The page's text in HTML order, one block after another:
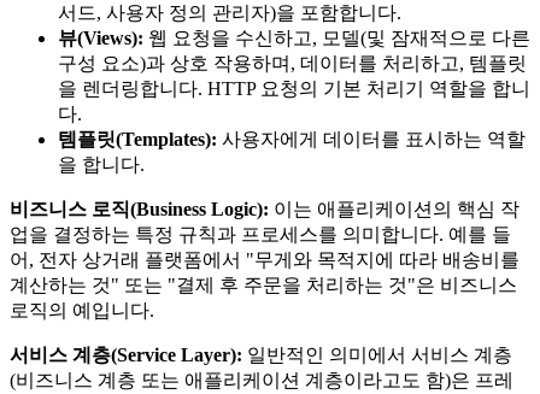
서드, 사용자 정의 관리자)을 포함합니다.
뷰(Views): 웹 요청을 수신하고, 모델(및 잠재적으로 다른
구성 요소)과 상호 작용하며, 데이터를 처리하고, 템플릿
을 렌더링합니다. HTTP 요청의 기본 처리기 역할을 합니
다.
템플릿(Templates): 사용자에게 데이터를 표시하는 역할
을 합니다.
비즈니스 로직(Business Logic): 이는 애플리케이션의 핵심 작
업을 결정하는 특정 규칙과 프로세스를 의미합니다. 예를 들
어, 전자 상거래 플랫폼에서 "무게와 목적지에 따라 배송비를
계산하는 것" 또는 "결제 후 주문을 처리하는 것"은 비즈니스
로직의 예입니다.
서비스 계층(Service Layer): 일반적인 의미에서 서비스 계층
(비즈니스 계층 또는 애플리케이션 계층이라고도 함)은 프레